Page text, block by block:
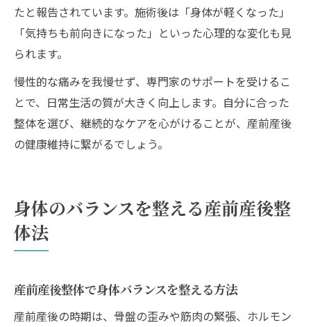
たと報告されています。施術後は「身体が軽くなった」
「気持ちも前向きになった」といった心理的な変化も見
られます。
慢性的な痛みを我慢せず、専門家のサポートを受けるこ
とで、日常生活の質が大きく向上します。自分に合った
整体を選び、継続的なケアを心がけることが、産前産後
の健康維持に繋がるでしょう。
身体のバランスを整える産前産後整
体法
産前産後整体で身体バランスを整える方法
産前産後の時期は、骨盤の歪みや筋肉の緊張、ホルモン